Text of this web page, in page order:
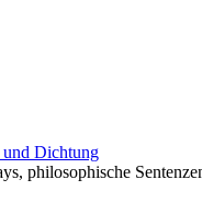
Dichtung
philosophische